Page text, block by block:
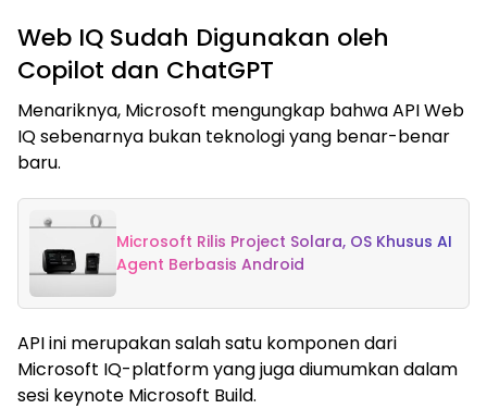
Web IQ Sudah Digunakan oleh
Copilot dan ChatGPT
Menariknya, Microsoft mengungkap bahwa API Web
IQ sebenarnya bukan teknologi yang benar-benar
baru.
Microsoft Rilis Project Solara, OS Khusus AI
Agent Berbasis Android
API ini merupakan salah satu komponen dari
Microsoft IQ-platform yang juga diumumkan dalam
sesi keynote Microsoft Build.